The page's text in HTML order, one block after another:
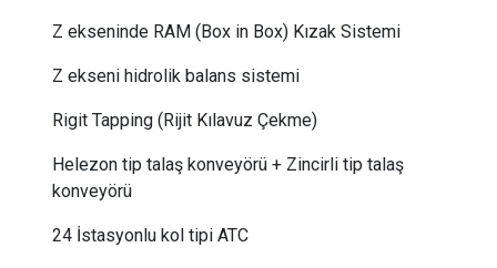
Z ekseninde RAM (Box in Box) Kızak Sistemi
Z ekseni hidrolik balans sistemi
Rigit Tapping (Rijit Kılavuz Çekme)
Helezon tip talaş konveyörü + Zincirli tip talaş
konveyörü
24 İstasyonlu kol tipi ATC